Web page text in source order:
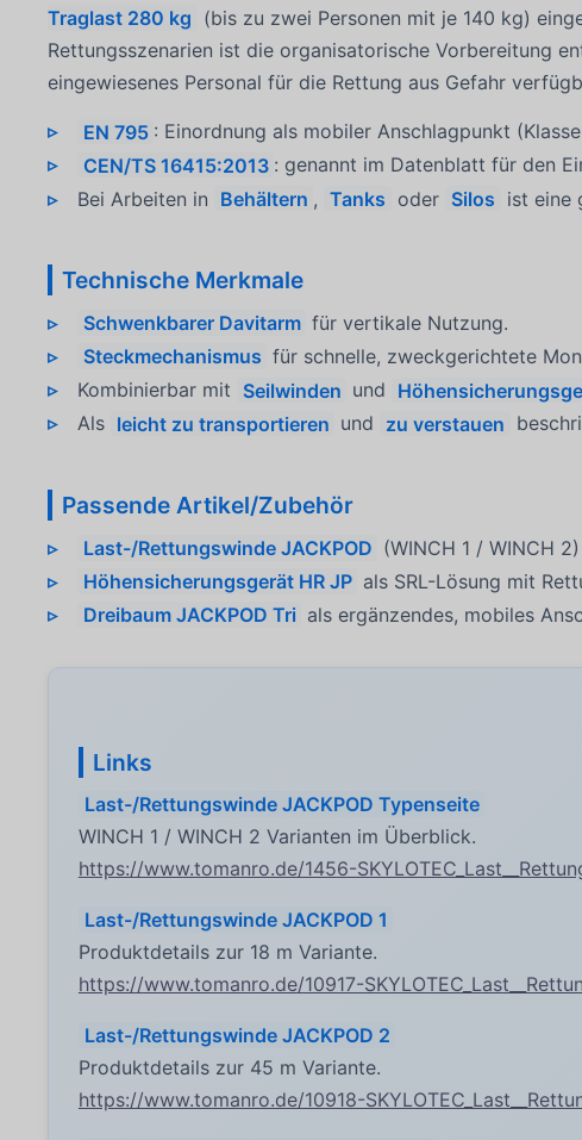
Traglast 280 kg (bis zu zwei Personen mit je 140 kg)
Rettungsszenarien ist die organisatorische Vorbereitung
eingewiesenes Personal für die Rettung aus Gefahr
EN 795 : Einordnung als mobiler Anschlagpunkt
CEN/TS 16415:2013 : genannt im Datenblatt für den
Bei Arbeiten in Behältern , Tanks oder Silos ist eine
Technische Merkmale
Schwenkbarer Davitarm für vertikale Nutzung.
Steckmechanismus für schnelle, zweckgerichtete
Kombinierbar mit Seilwinden und
Als leicht zu transportieren und zu verstauen
Passende Artikel/Zubehör
Last-/Rettungswinde JACKPOD (WINCH 1 / WINCH
Höhensicherungsgerät HR JP als SRL-Lösung mit
Dreibaum JACKPOD Tri als ergänzendes, mobiles
Links
Last-/Rettungswinde JACKPOD Typenseite
WINCH 1 / WINCH 2 Varianten im Überblick.
https://www.tomanro.de/1456-
Last-/Rettungswinde JACKPOD 1
Produktdetails zur 18 m Variante.
https://www.tomanro.de/10917-
Last-/Rettungswinde JACKPOD 2
Produktdetails zur 45 m Variante.
https://www.tomanro.de/10918-